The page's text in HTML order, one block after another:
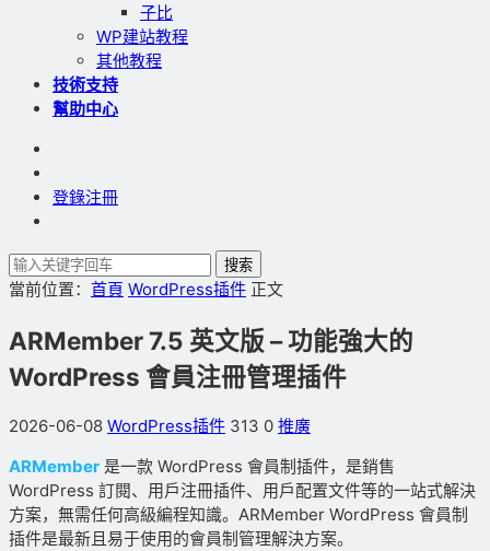
子比
WP建站教程
其他教程
技術支持
幫助中心
登錄注冊
搜索
當前位置： 首頁 WordPress插件 正文
ARMember 7.5 英文版 – 功能強大的
WordPress 會員注冊管理插件
2026-06-08 WordPress插件 313 0 推廣
ARMember 是一款 WordPress 會員制插件，是銷售
WordPress 訂閱、用戶注冊插件、用戶配置文件等的一站式解決
方案，無需任何高級編程知識。ARMember WordPress 會員制
插件是最新且易于使用的會員制管理解決方案。